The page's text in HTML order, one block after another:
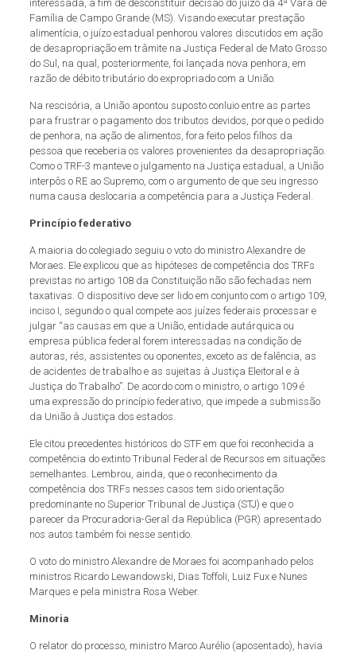
interessada, a fim de desconstituir decisão do juízo da 4ª Vara de
Família de Campo Grande (MS). Visando executar prestação
alimentícia, o juízo estadual penhorou valores discutidos em ação
de desapropriação em trâmite na Justiça Federal de Mato Grosso
do Sul, na qual, posteriormente, foi lançada nova penhora, em
razão de débito tributário do expropriado com a União.
Na rescisória, a União apontou suposto conluio entre as partes
para frustrar o pagamento dos tributos devidos, porque o pedido
de penhora, na ação de alimentos, fora feito pelos filhos da
pessoa que receberia os valores provenientes da desapropriação.
Como o TRF-3 manteve o julgamento na Justiça estadual, a União
interpôs o RE ao Supremo, com o argumento de que seu ingresso
numa causa deslocaria a competência para a Justiça Federal.
Princípio federativo
A maioria do colegiado seguiu o voto do ministro Alexandre de
Moraes. Ele explicou que as hipóteses de competência dos TRFs
previstas no artigo 108 da Constituição não são fechadas nem
taxativas. O dispositivo deve ser lido em conjunto com o artigo 109,
inciso I, segundo o qual compete aos juízes federais processar e
julgar “as causas em que a União, entidade autárquica ou
empresa pública federal forem interessadas na condição de
autoras, rés, assistentes ou oponentes, exceto as de falência, as
de acidentes de trabalho e as sujeitas à Justiça Eleitoral e à
Justiça do Trabalho”. De acordo com o ministro, o artigo 109 é
uma expressão do princípio federativo, que impede a submissão
da União à Justiça dos estados.
Ele citou precedentes históricos do STF em que foi reconhecida a
competência do extinto Tribunal Federal de Recursos em situações
semelhantes. Lembrou, ainda, que o reconhecimento da
competência dos TRFs nesses casos tem sido orientação
predominante no Superior Tribunal de Justiça (STJ) e que o
parecer da Procuradoria-Geral da República (PGR) apresentado
nos autos também foi nesse sentido.
O voto do ministro Alexandre de Moraes foi acompanhado pelos
ministros Ricardo Lewandowski, Dias Toffoli, Luiz Fux e Nunes
Marques e pela ministra Rosa Weber.
Minoria
O relator do processo, ministro Marco Aurélio (aposentado), havia